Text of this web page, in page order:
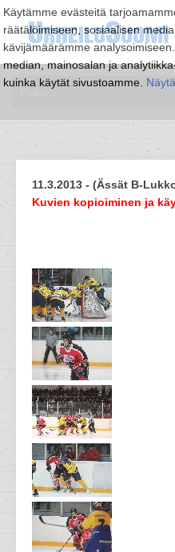
Käytämme evästeitä
räätälöimiseen, sosiaalisen
kävijämäärämme
median, mainosalan ja
kuinka käytät sivustoamme.
11.3.2013 - (Ässät B-
Kuvien kopioiminen ja